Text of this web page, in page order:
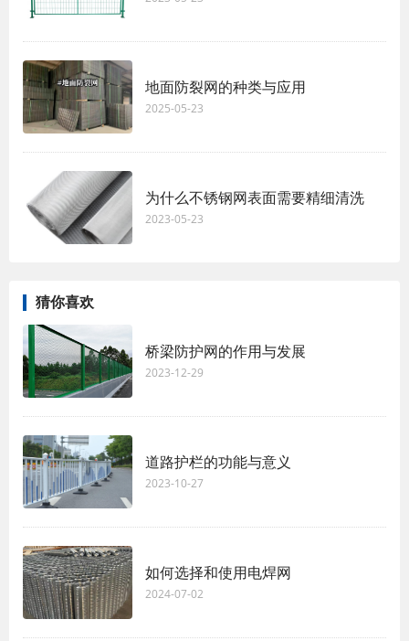
地面防裂网的种类与应用
2025-05-23
为什么不锈钢网表面需要精细清洗
2023-05-23
猜你喜欢
桥梁防护网的作用与发展
2023-12-29
道路护栏的功能与意义
2023-10-27
如何选择和使用电焊网
2024-07-02